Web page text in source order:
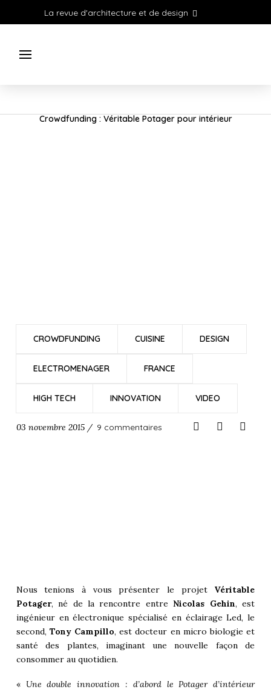
La revue d'architecture et de design
Crowdfunding : Véritable Potager pour intérieur
CROWDFUNDING CUISINE DESIGN
ELECTROMENAGER FRANCE
HIGH TECH INNOVATION VIDEO
03 novembre 2015 / 9 commentaires
Nous tenions à vous présenter le projet Véritable
Potager, né de la rencontre entreNicolas Gehin, est
ingénieur en électronique spécialisé en éclairage Led, le
second,Tony Campillo, est docteur en micro biologie et
santé des plantes, imaginant une nouvelle façon de
consommer au quotidien.
« Une double innovation : d’abord le Potager d’intérieur